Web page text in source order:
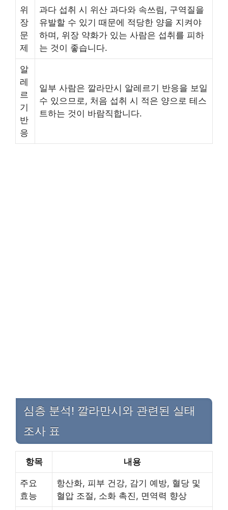
위
장
문
제
과다 섭취 시 위산 과다와 속쓰림, 구역질을
유발할 수 있기 때문에 적당한 양을 지켜야
하며, 위장 약화가 있는 사람은 섭취를 피하
는 것이 좋습니다.
알
레
르
기
반
응
일부 사람은 깔라만시 알레르기 반응을 보일
수 있으므로, 처음 섭취 시 적은 양으로 테스
트하는 것이 바람직합니다.
심층 분석! 깔라만시와 관련된 실태
조사 표
항목 내용
주요
효능
항산화, 피부 건강, 감기 예방, 혈당 및
혈압 조절, 소화 촉진, 면역력 향상